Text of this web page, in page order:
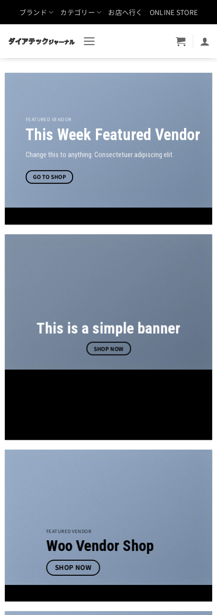
ブランド カテゴリー お店へ行く ONLINE STORE
FEATURED VENDOR
This Week Featured Vendor
Change this to anything. Consectetuer adipiscing elit.
GO TO SHOP
This is a simple banner
SHOP NOW
FEATURED VENDOR
Woo Vendor Shop
SHOP NOW